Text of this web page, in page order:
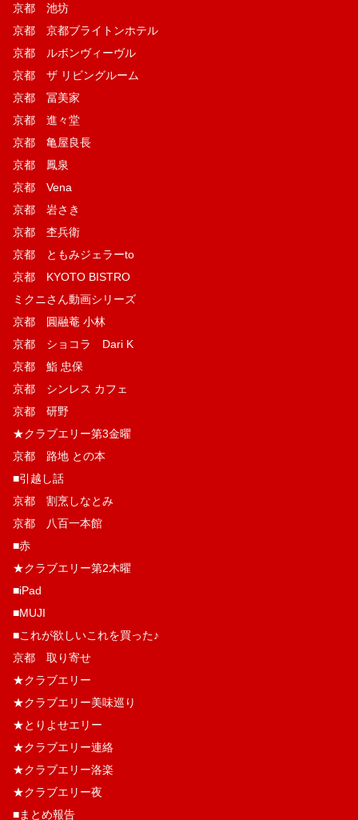
京都 池坊
京都 京都ブライトンホテル
京都 ルボンヴィーヴル
京都 ザ リビングルーム
京都 冨美家
京都 進々堂
京都 亀屋良長
京都 鳳泉
京都 Vena
京都 岩さき
京都 杢兵衛
京都 ともみジェラーto
京都 KYOTO BISTRO
ミクニさん動画シリーズ
京都 圓融菴 小林
京都 ショコラ Dari K
京都 鮨 忠保
京都 シンレス カフェ
京都 研野
★クラブエリー第3金曜
京都 路地 との本
■引越し話
京都 割烹しなとみ
京都 八百一本館
■赤
★クラブエリー第2木曜
■iPad
■MUJI
■これが欲しいこれを買った♪
京都 取り寄せ
★クラブエリー
★クラブエリー美味巡り
★とりよせエリー
★クラブエリー連絡
★クラブエリー洛楽
★クラブエリー夜
■まとめ報告